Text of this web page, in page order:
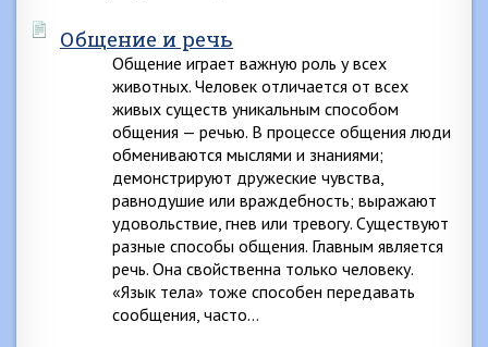
Общение и речь
Общение играет важную роль у всех
животных. Человек отличается от всех
живых существ уникальным способом
общения — речью. В процессе общения люди
обмениваются мыслями и знаниями;
демонстрируют дружеские чувства,
равнодушие или враждебность; выражают
удовольствие, гнев или тревогу. Существуют
разные способы общения. Главным является
речь. Она свойственна только человеку.
«Язык тела» тоже способен передавать
сообщения, часто…